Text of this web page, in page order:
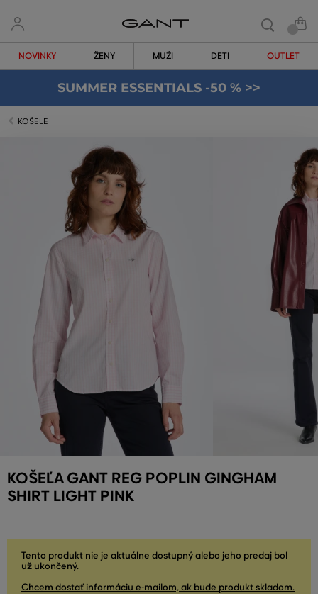
NOVINKY ŽENY MUŽI DETI OUTLET
SUMMER ESSENTIALS -50 % >>
KOŠELE
KOŠEĽA GANT REG POPLIN GINGHAM
SHIRT LIGHT PINK
Tento produkt nie je aktuálne dostupný alebo jeho predaj bol
už ukončený.
Chcem dostať informáciu e-mailom, ak bude produkt skladom.